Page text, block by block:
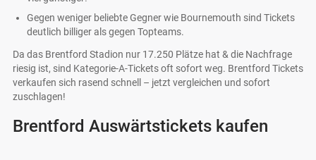
Gegen weniger beliebte Gegner wie Bournemouth sind Tickets
deutlich billiger als gegen Topteams.
Da das Brentford Stadion nur 17.250 Plätze hat & die Nachfrage
riesig ist, sind Kategorie-A-Tickets oft sofort weg. Brentford Tickets
verkaufen sich rasend schnell – jetzt vergleichen und sofort
zuschlagen!
Brentford Auswärtstickets kaufen